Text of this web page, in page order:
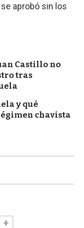
aprobó sin los
Castillo no
tras
y qué
chavista